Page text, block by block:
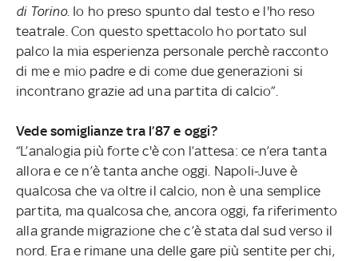
di Torino. Io ho preso spunto dal testo e l'ho reso
teatrale. Con questo spettacolo ho portato sul
palco la mia esperienza personale perchè racconto
di me e mio padre e di come due generazioni si
incontrano grazie ad una partita di calcio”.
Vede somiglianze tra l’87 e oggi?
“L’analogia più forte c'è con l’attesa: ce n’era tanta
allora e ce n’è tanta anche oggi. Napoli-Juve è
qualcosa che va oltre il calcio, non è una semplice
partita, ma qualcosa che, ancora oggi, fa riferimento
alla grande migrazione che c’è stata dal sud verso il
nord. Era e rimane una delle gare più sentite per chi,